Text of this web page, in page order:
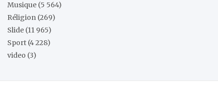
Musique (5 564)
Réligion (269)
Slide (11 965)
Sport (4 228)
video (3)